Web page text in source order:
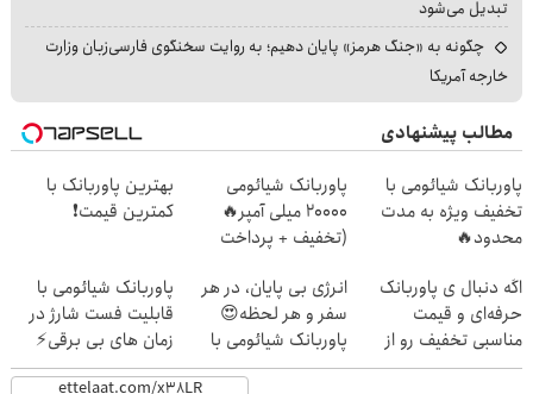
تبدیل می‌شود
چگونه به «جنگ هرمز» پایان دهیم؛ به روایت سخنگوی فارسی‌زبان وزارت
خارجه آمریکا
مطالب پیشنهادی
پاوربانک شیائومی با
تخفیف ویژه به مدت
محدود🔥
پاوربانک شیائومی
2۰۰۰۰ میلی آمپر🔥
(تخفیف + پرداخت
بهترین پاوربانک با
کمترین قیمت❗
اگه دنبال ی پاوربانک
حرفه‌ای و قیمت
مناسبی تخفیف رو از
دست نده👌🏻
انرژی بی پایان، در هر
سفر و هر لحظه😍
پاوربانک شیائومی با
تخفیف ویژه🔥
پاوربانک شیائومی با
قابلیت فست شارژ در
زمان های بی برقی⚡